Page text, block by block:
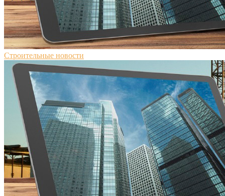
Строительные новости